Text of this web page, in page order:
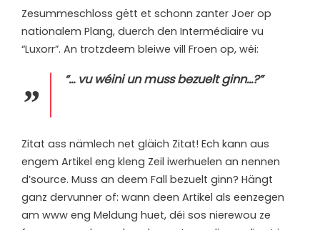
Zesummeschloss gëtt et schonn zanter Joer op
nationalem Plang, duerch den Intermédiaire vu
“Luxorr”. An trotzdeem bleiwe vill Froen op, wéi:
“… vu wéini un muss bezuelt ginn…?”
Zitat ass nämlech net gläich Zitat! Ech kann aus
engem Artikel eng kleng Zeil iwerhuelen an nennen
d’source. Muss an deem Fall bezuelt ginn? Hängt
ganz dervunner of: wann deen Artikel als eenzegen
am www eng Meldung huet, déi sos nierewou ze